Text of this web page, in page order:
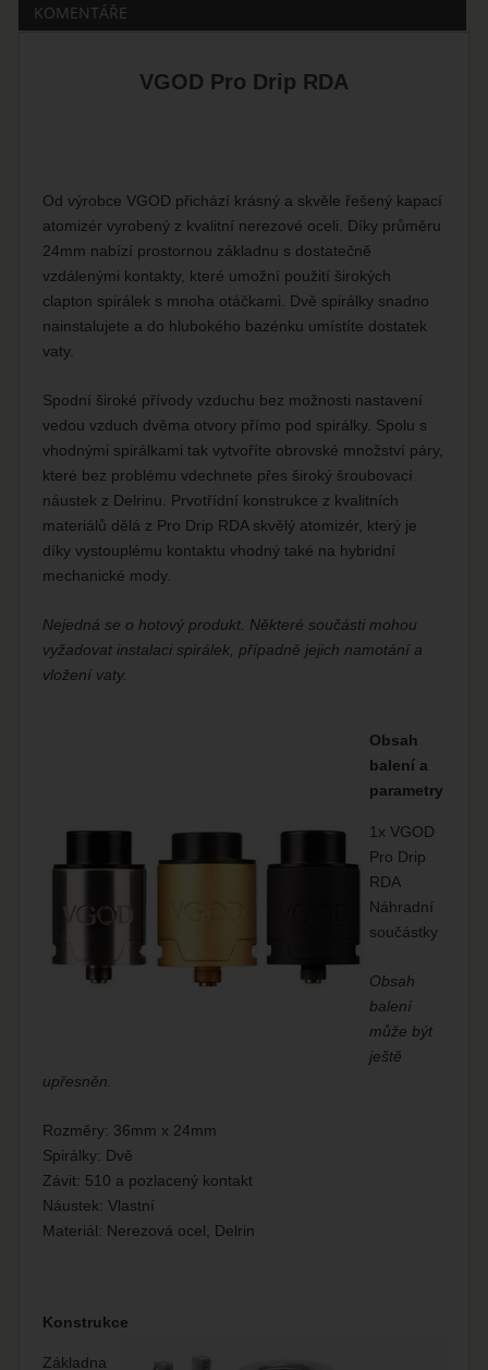
KOMENTÁŘE
VGOD Pro Drip RDA
Od výrobce VGOD přichází krásný a skvěle řešený kapací
atomizér vyrobený z kvalitní nerezové oceli. Díky průměru
24mm nabízí prostornou základnu s dostatečně
vzdálenými kontakty, které umožní použití širokých
clapton spirálek s mnoha otáčkami. Dvě spirálky snadno
nainstalujete a do hlubokého bazénku umístíte dostatek
vaty.
Spodní široké přívody vzduchu bez možnosti nastavení
vedou vzduch dvěma otvory přímo pod spirálky. Spolu s
vhodnými spirálkami tak vytvoříte obrovské množství páry,
které bez problému vdechnete přes široký šroubovací
náustek z Delrinu. Prvotřídní konstrukce z kvalitních
materiálů dělá z Pro Drip RDA skvělý atomizér, který je
díky vystouplému kontaktu vhodný také na hybridní
mechanické mody.
Nejedná se o hotový produkt. Některé součásti mohou
vyžadovat instalaci spirálek, případně jejich namotání a
vložení vaty.
Obsah
balení a
parametry
1x VGOD
Pro Drip
RDA
Náhradní
součástky
Obsah
balení
může být
ještě
upřesněn.
Rozměry: 36mm x 24mm
Spirálky: Dvě
Závit: 510 a pozlacený kontakt
Náustek: Vlastní
Materiál: Nerezová ocel, Delrin
Konstrukce
Základna